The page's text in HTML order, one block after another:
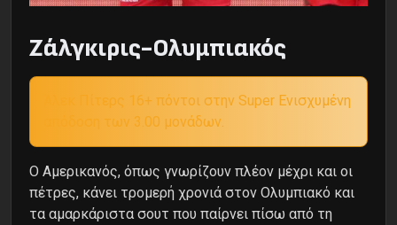
Ζάλγκιρις-Ολυμπιακός
Άλεκ Πίτερς 16+ πόντοι στην Super Ενισχυμένη
απόδοση των 3.00 μονάδων.
Ο Αμερικανός, όπως γνωρίζουν πλέον μέχρι και οι
πέτρες, κάνει τρομερή χρονιά στον Ολυμπιακό και
τα αμαρκάριστα σουτ που παίρνει πίσω από τη